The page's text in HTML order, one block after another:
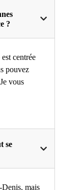
?
centrée
pouvez
vous
se
Denis, mais